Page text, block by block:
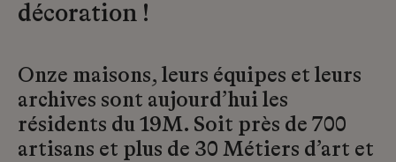
décoration !
Onze maisons, leurs équipes et leurs
archives sont aujourd’hui les
résidents du 19M. Soit près de 700
artisans et plus de 30 Métiers d’art et